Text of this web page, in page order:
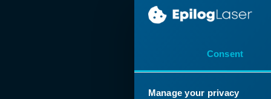
Consent
Manage your privacy